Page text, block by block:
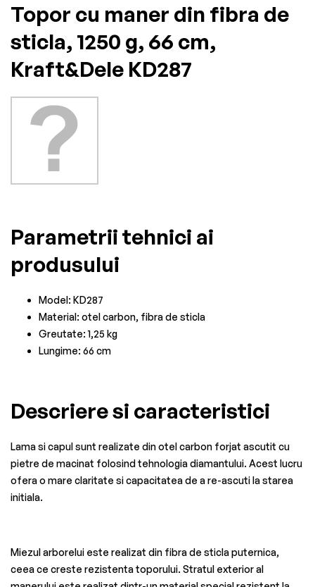
Topor cu maner din fibra de
sticla, 1250 g, 66 cm,
Kraft&Dele KD287
Parametrii tehnici ai
produsului
Model: KD287
Material: otel carbon, fibra de sticla
Greutate: 1,25 kg
Lungime: 66 cm
Descriere si caracteristici
Lama si capul sunt realizate din otel carbon forjat ascutit cu
pietre de macinat folosind tehnologia diamantului. Acest lucru
ofera o mare claritate si capacitatea de a re-ascuti la starea
initiala.
Miezul arborelui este realizat din fibra de sticla puternica,
ceea ce creste rezistenta toporului. Stratul exterior al